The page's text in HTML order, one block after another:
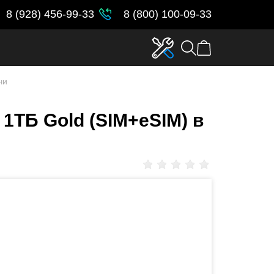
8 (928) 456-99-33 8 (800) 100-09-33
Gold (SIM+eSIM) в